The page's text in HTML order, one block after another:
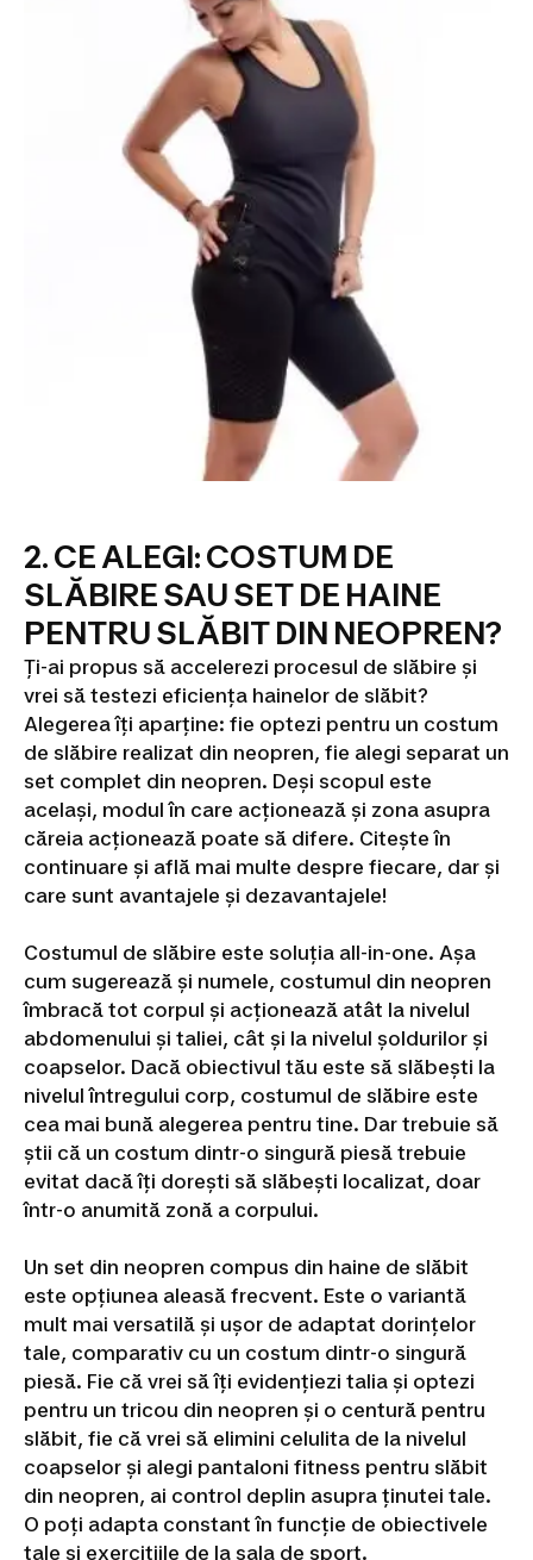
2. CE ALEGI: COSTUM DE
SLĂBIRE SAU SET DE HAINE
PENTRU SLĂBIT DIN NEOPREN?
Ți-ai propus să accelerezi procesul de slăbire și
vrei să testezi eficiența hainelor de slăbit?
Alegerea îți aparține: fie optezi pentru un costum
de slăbire realizat din neopren, fie alegi separat un
set complet din neopren. Deși scopul este
același, modul în care acționează și zona asupra
căreia acționează poate să difere. Citește în
continuare și află mai multe despre fiecare, dar și
care sunt avantajele și dezavantajele!
Costumul de slăbire este soluția all-in-one. Așa
cum sugerează și numele, costumul din neopren
îmbracă tot corpul și acționează atât la nivelul
abdomenului și taliei, cât și la nivelul șoldurilor și
coapselor. Dacă obiectivul tău este să slăbești la
nivelul întregului corp, costumul de slăbire este
cea mai bună alegerea pentru tine. Dar trebuie să
știi că un costum dintr-o singură piesă trebuie
evitat dacă îți dorești să slăbești localizat, doar
într-o anumită zonă a corpului.
Un set din neopren compus din haine de slăbit
este opțiunea aleasă frecvent. Este o variantă
mult mai versatilă și ușor de adaptat dorințelor
tale, comparativ cu un costum dintr-o singură
piesă. Fie că vrei să îți evidențiezi talia și optezi
pentru un tricou din neopren și o centură pentru
slăbit, fie că vrei să elimini celulita de la nivelul
coapselor și alegi pantaloni fitness pentru slăbit
din neopren, ai control deplin asupra ținutei tale.
O poți adapta constant în funcție de obiectivele
tale și exercițiile de la sala de sport.